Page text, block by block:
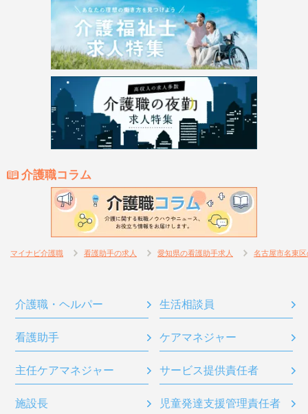
介護職コラム
マイナビ介護職 看護助手の求人 愛知県の看護助手求人 名古屋市名東
介護職・ヘルパー 生活相談員
看護助手 ケアマネジャー
主任ケアマネジャー サービス提供責任者
施設長 児童発達支援管理責任者